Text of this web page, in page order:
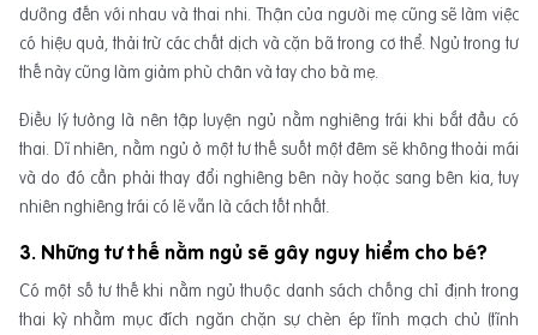
dưỡng đến với nhau và thai nhi. Thận của người mẹ cũng sẽ làm việc
có hiệu quả, thải trừ các chất dịch và cặn bã trong cơ thể. Ngủ trong tư
thế này cũng làm giảm phù chân và tay cho bà mẹ.
Điều lý tưởng là nên tập luyện ngủ nằm nghiêng trái khi bắt đầu có
thai. Dĩ nhiên, nằm ngủ ở một tư thế suốt một đêm sẽ không thoải mái
và do đó cần phải thay đổi nghiêng bên này hoặc sang bên kia, tuy
nhiên nghiêng trái có lẽ vẫn là cách tốt nhất.
3. Những tư thế nằm ngủ sẽ gây nguy hiểm cho bé?
Có một số tư thế khi nằm ngủ thuộc danh sách chống chỉ định trong
thai kỳ nhằm mục đích ngăn chặn sự chèn ép tĩnh mạch chủ (tĩnh